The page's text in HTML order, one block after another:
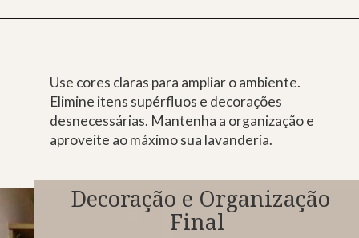
Use cores claras para ampliar o ambiente.
Elimine itens supérfluos e decorações
desnecessárias. Mantenha a organização e
aproveite ao máximo sua lavanderia.
Decoração e Organização
Final